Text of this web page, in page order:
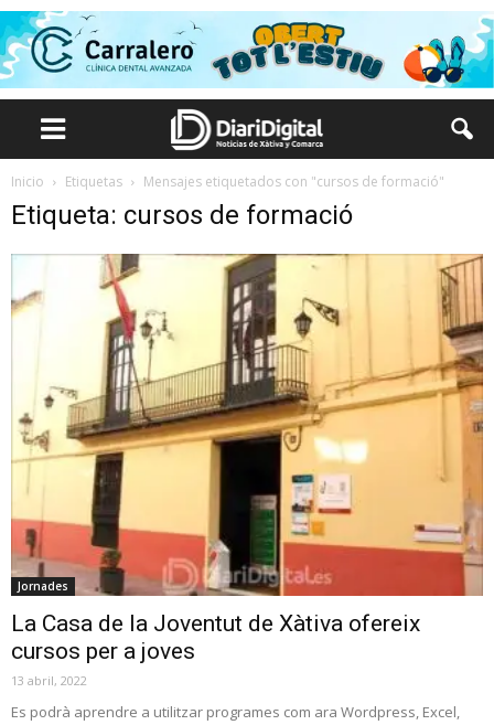
Inicio Etiquetas Mensajes etiquetados con "cursos de formació"
Etiqueta: cursos de formació
Jornades
La Casa de la Joventut de Xàtiva ofereix
cursos per a joves
13 abril, 2022
Es podrà aprendre a utilitzar programes com ara Wordpress, Excel,